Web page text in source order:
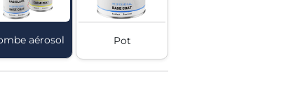
aérosol Pot